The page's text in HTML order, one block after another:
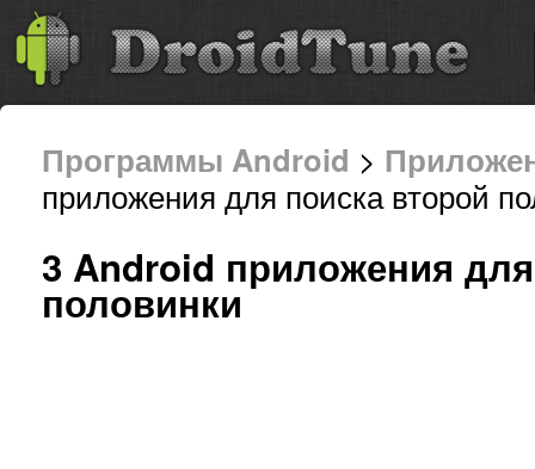
Программы Android >
приложения для поиска второй
3 Android приложения
половинки